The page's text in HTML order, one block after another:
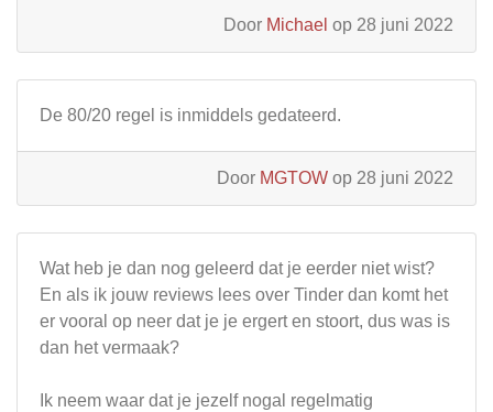
Door Michael op 28 juni 2022
De 80/20 regel is inmiddels gedateerd.
Door MGTOW op 28 juni 2022
Wat heb je dan nog geleerd dat je eerder niet wist?
En als ik jouw reviews lees over Tinder dan komt het
er vooral op neer dat je je ergert en stoort, dus was is
dan het vermaak?
Ik neem waar dat je jezelf nogal regelmatig